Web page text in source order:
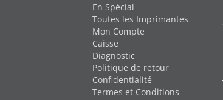
En Spécial
Toutes les Imprimantes
Mon Compte
Caisse
Diagnostic
Politique de retour
Confidentialité
Termes et Conditions